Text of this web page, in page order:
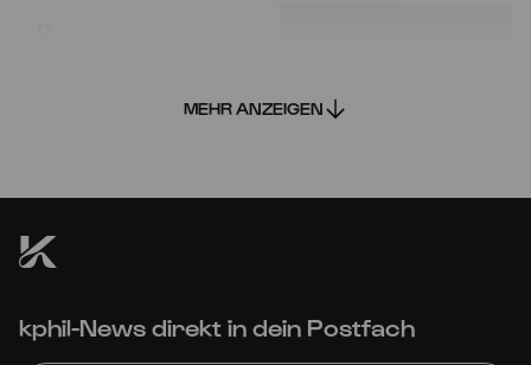
Bürgerhaus Kalk
PhilharmonieVeedel Baby
MEHR ANZEIGEN
kphil-News direkt in dein Postfach